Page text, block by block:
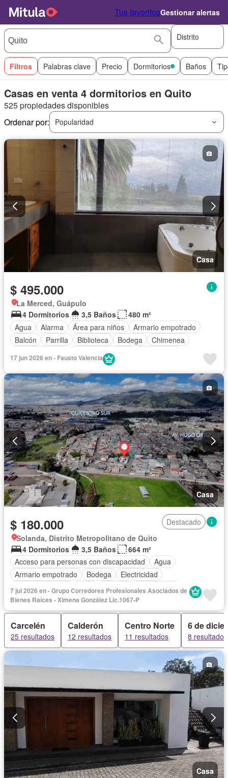
Tus favoritosGestionar alertas
Distrito
Filtros Palabras clave Precio Dormitorios Baños
Casas en venta 4 dormitorios en Quito
525 propiedades disponibles
Ordenar por:
Popularidad
Casa
$ 495.000
La Merced, Guápulo
4 Dormitorios
3,5 Baños
480 m²
Agua
Alarma Área para niños
Armario empotrado
Balcón
Parrilla Biblioteca Bodega
Chimenea
Cuarto de servicio
Estacionamiento
Garita de guardianía
Jardín
Patio
Conserje Seguridad Sin amoblar
17 jun 2026 en - Fausto Valencia
Casa
$ 180.000
Destacado
Solanda, Distrito Metropolitano de Quito
4 Dormitorios
3,5 Baños
664 m²
Acceso para personas con discapacidad
Agua
Armario empotrado
Bodega
Electricidad
Estacionamiento
Patio Terraza Sin amoblar
7 jul 2026 en - Grupo Corredores Profesionales Asociados de
Bienes Raíces - Ximena González Lic.1067-P
Carcelén
25 resultados
Calderón
12 resultados
Centro Norte
11 resultados
6 de
8 resultados
Casa